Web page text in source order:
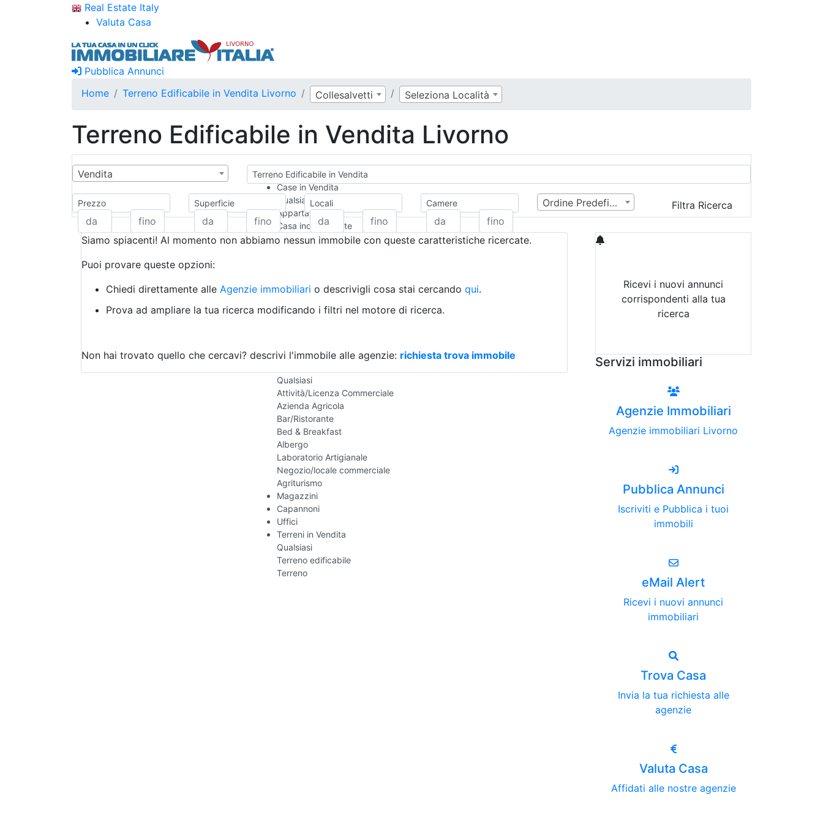
Real Estate Italy
Valuta Casa
Pubblica Annunci
Home
Terreno Edificabile in Vendita Livorno Collesalvetti Seleziona Località
Terreno Edificabile in Vendita Livorno
Vendita
Terreno Edificabile in Vendita
Case in Vendita
Qualsiasi
Appartamento
Casa indipendente
Casa Semi-indipendente
Rustico/Casale
Camera d'Albergo
Box/Garage
Qualsiasi
Attività/Licenza Commerciale
Azienda Agricola
Bar/Ristorante
Bed & Breakfast
Albergo
Laboratorio Artigianale
Negozio/locale commerciale
Agriturismo
Magazzini
Capannoni
Uffici
Terreni in Vendita
Qualsiasi
Terreno edificabile
Terreno
Prezzo Superficie Locali Camere Ordine Predefinito Filtra Ricerca
Siamo spiacenti! Al momento non abbiamo nessun immobile con queste caratteristiche ricercate.
Puoi provare queste opzioni:
Chiedi direttamente alle Agenzie immobiliari o descrivigli cosa stai cercando qui.
Prova ad ampliare la tua ricerca modificando i filtri nel motore di ricerca.
Non hai trovato quello che cercavi? descrivi l'immobile alle agenzie: richiesta trova immobile
Ricevi i nuovi annunci
corrispondenti alla tua
ricerca
Servizi immobiliari
Agenzie Immobiliari
Agenzie immobiliari Livorno
Pubblica Annunci
Iscriviti e Pubblica i tuoi
immobili
eMail Alert
Ricevi i nuovi annunci
immobiliari
Trova Casa
Invia la tua richiesta alle
agenzie
Valuta Casa
Affidati alle nostre agenzie